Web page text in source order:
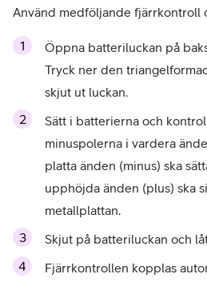
Använd medföljande fjärrkontroll
Öppna batteriluckan på
Tryck ner den
skjut ut luckan.
Sätt i batterierna och
minuspolerna i vardera
platta änden (minus) ska
upphöjda änden (plus) ska
metallplattan.
Skjut på batteriluckan och
Fjärrkontrollen kopplas